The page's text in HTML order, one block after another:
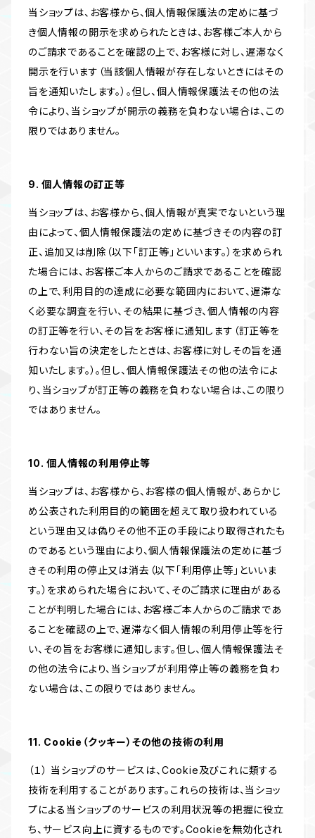
当ショップは、お客様から、個人情報保護法の定めに基づ
き個人情報の開示を求められたときは、お客様ご本人から
のご請求であることを確認の上で、お客様に対し、遅滞なく
開示を行います（当該個人情報が存在しないときにはその
旨を通知いたします。）。但し、個人情報保護法その他の法
令により、当ショップが開示の義務を負わない場合は、この
限りではありません。
9. 個人情報の訂正等
当ショップは、お客様から、個人情報が真実でないという理
由によって、個人情報保護法の定めに基づきその内容の訂
正、追加又は削除（以下「訂正等」といいます。）を求められ
た場合には、お客様ご本人からのご請求であることを確認
の上で、利用目的の達成に必要な範囲内において、遅滞な
く必要な調査を行い、その結果に基づき、個人情報の内容
の訂正等を行い、その旨をお客様に通知します（訂正等を
行わない旨の決定をしたときは、お客様に対しその旨を通
知いたします。）。但し、個人情報保護法その他の法令によ
り、当ショップが訂正等の義務を負わない場合は、この限り
ではありません。
10. 個人情報の利用停止等
当ショップは、お客様から、お客様の個人情報が、あらかじ
め公表された利用目的の範囲を超えて取り扱われている
という理由又は偽りその他不正の手段により取得されたも
のであるという理由により、個人情報保護法の定めに基づ
きその利用の停止又は消去（以下「利用停止等」といいま
す。）を求められた場合において、そのご請求に理由がある
ことが判明した場合には、お客様ご本人からのご請求であ
ることを確認の上で、遅滞なく個人情報の利用停止等を行
い、その旨をお客様に通知します。但し、個人情報保護法そ
の他の法令により、当ショップが利用停止等の義務を負わ
ない場合は、この限りではありません。
11. Cookie（クッキー）その他の技術の利用
（１） 当ショップのサービスは、Cookie及びこれに類する
技術を利用することがあります。これらの技術は、当ショッ
プによる当ショップのサービスの利用状況等の把握に役立
ち、サービス向上に資するものです。Cookieを無効化され